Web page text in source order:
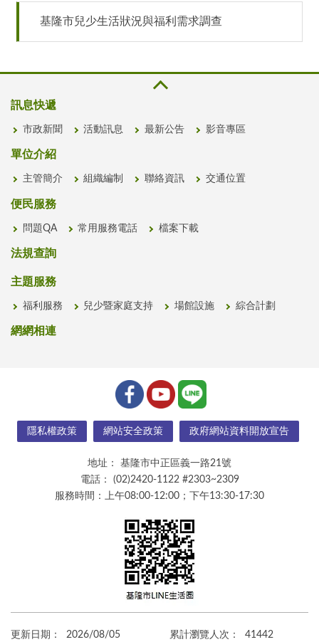
基隆市兒少生活狀況與福利需求調查
訊息快遞
市政新聞 活動訊息 最新公告 影音專區
單位介紹
主管簡介 組織編制 聯絡資訊 交通位置
便民服務
問題QA 常用服務電話 檔案下載
法規查詢
主題服務
福利服務 兒少暨家庭支持 場館設施 綜合計劃
網網相連
隱私權政策 網站安全政策 政府網站資料開放宣告
地址：
基隆市中正區義一路21號
電話：
(02)2420-1122 #2303~2309
服務時間：上午08:00-12:00；下午13:30-17:30
更新日期： 2026/08/05 累計瀏覽人次： 41442